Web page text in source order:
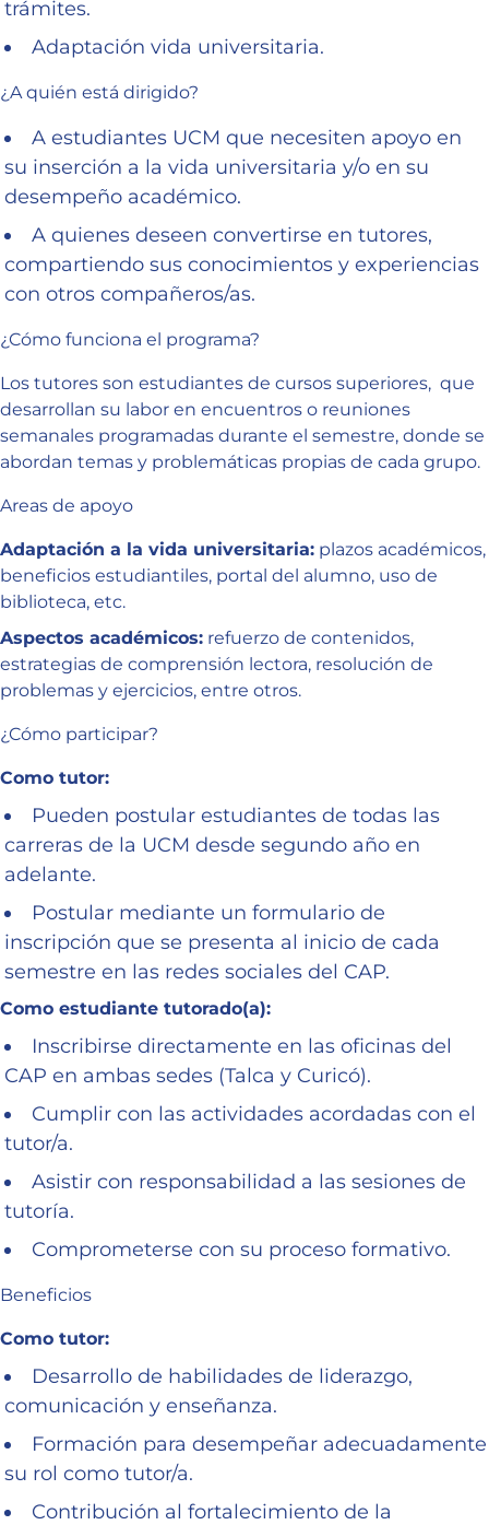
trámites.
Adaptación vida universitaria.
¿A quién está dirigido?
A estudiantes UCM que necesiten apoyo en
su inserción a la vida universitaria y/o en su
desempeño académico.
A quienes deseen convertirse en tutores,
compartiendo sus conocimientos y experiencias
con otros compañeros/as.
¿Cómo funciona el programa?
Los tutores son estudiantes de cursos superiores, que
desarrollan su labor en encuentros o reuniones
semanales programadas durante el semestre, donde se
abordan temas y problemáticas propias de cada grupo.
Areas de apoyo
Adaptación a la vida universitaria: plazos académicos,
beneficios estudiantiles, portal del alumno, uso de
biblioteca, etc.
Aspectos académicos: refuerzo de contenidos,
estrategias de comprensión lectora, resolución de
problemas y ejercicios, entre otros.
¿Cómo participar?
Como tutor:
Pueden postular estudiantes de todas las
carreras de la UCM desde segundo año en
adelante.
Postular mediante un formulario de
inscripción que se presenta al inicio de cada
semestre en las redes sociales del CAP.
Como estudiante tutorado(a):
Inscribirse directamente en las oficinas del
CAP en ambas sedes (Talca y Curicó).
Cumplir con las actividades acordadas con el
tutor/a.
Asistir con responsabilidad a las sesiones de
tutoría.
Comprometerse con su proceso formativo.
Beneficios
Como tutor:
Desarrollo de habilidades de liderazgo,
comunicación y enseñanza.
Formación para desempeñar adecuadamente
su rol como tutor/a.
Contribución al fortalecimiento de la